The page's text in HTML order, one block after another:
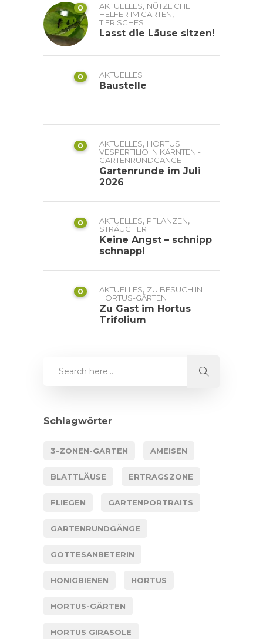
0 AKTUELLES, NÜTZLICHE
HELFER IM GARTEN,
TIERISCHES
Lasst die Läuse sitzen!
0 AKTUELLES
Baustelle
0 AKTUELLES, HORTUS
VESPERTILIO IN KÄRNTEN -
GARTENRUNDGÄNGE
Gartenrunde im Juli
2026
0 AKTUELLES, PFLANZEN,
STRÄUCHER
Keine Angst – schnipp
schnapp!
0 AKTUELLES, ZU BESUCH IN
HORTUS-GÄRTEN
Zu Gast im Hortus
Trifolium
Schlagwörter
3-ZONEN-GARTEN AMEISEN
BLATTLÄUSE ERTRAGSZONE
FLIEGEN GARTENPORTRAITS
GARTENRUNDGÄNGE
GOTTESANBETERIN
HONIGBIENEN HORTUS
HORTUS-GÄRTEN
HORTUS GIRASOLE